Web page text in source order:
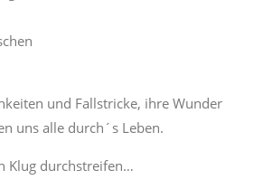
und Fallstricke, ihre Wunder
uns alle durch´s Leben.
Klug durchstreifen…